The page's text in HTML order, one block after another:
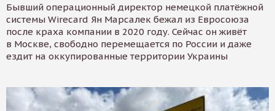
Бывший операционный директор немецкой платёжной
системы Wirecard Ян Марсалек бежал из Евросоюза
после краха компании в 2020 году. Сейчас он живёт
в Москве, свободно перемещается по России и даже
ездит на оккупированные территории Украины